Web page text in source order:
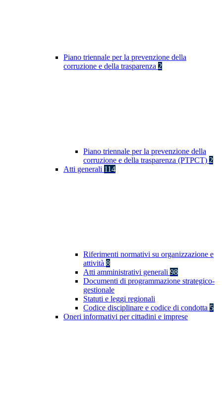
Piano triennale per la prevenzione della
corruzione e della trasparenza 2
Piano triennale per la prevenzione della
corruzione e della trasparenza (PTPCT) 2
Atti generali 114
Riferimenti normativi su organizzazione e
attività 8
Atti amministrativi generali 98
Documenti di programmazione strategico-
gestionale
Statuti e leggi regionali
Codice disciplinare e codice di condotta 5
Oneri informativi per cittadini e imprese